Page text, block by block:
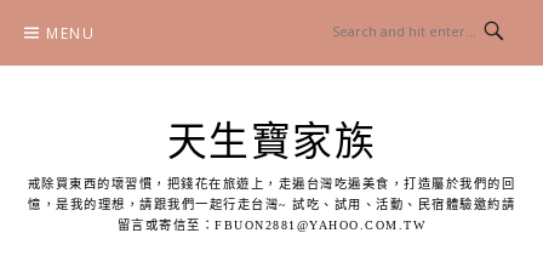
content
MENU
天生寶家族
戒除買東西的壞習慣，把錢花在旅遊上，走遍台灣吃遍美食，打造屬於我們的回
憶，是我的理想，請跟我們一起行走台灣~ 試吃、試用、活動、民宿體驗邀約請
留言或寄信至：FBUON2881@YAHOO.COM.TW